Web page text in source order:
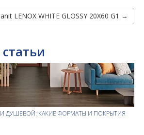
LENOX WHITE GLOSSY 20X60 G1 →
ДУШЕВОЙ: КАКИЕ ФОРМАТЫ И ПОКРЫТИЯ